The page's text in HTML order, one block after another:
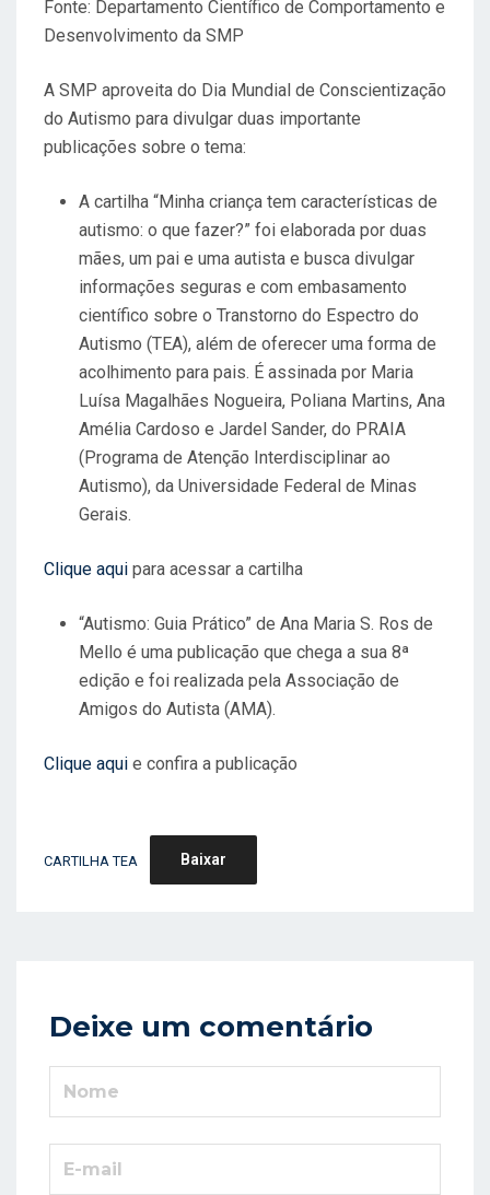
Fonte: Departamento Científico de Comportamento e
Desenvolvimento da SMP
A SMP aproveita do Dia Mundial de Conscientização
do Autismo para divulgar duas importante
publicações sobre o tema:
A cartilha “Minha criança tem características de
autismo: o que fazer?” foi elaborada por duas
mães, um pai e uma autista e busca divulgar
informações seguras e com embasamento
científico sobre o Transtorno do Espectro do
Autismo (TEA), além de oferecer uma forma de
acolhimento para pais. É assinada por Maria
Luísa Magalhães Nogueira, Poliana Martins, Ana
Amélia Cardoso e Jardel Sander, do PRAIA
(Programa de Atenção Interdisciplinar ao
Autismo), da Universidade Federal de Minas
Gerais.
Clique aqui para acessar a cartilha
“Autismo: Guia Prático” de Ana Maria S. Ros de
Mello é uma publicação que chega a sua 8ª
edição e foi realizada pela Associação de
Amigos do Autista (AMA).
Clique aqui e confira a publicação
CARTILHA TEA Baixar
Deixe um comentário